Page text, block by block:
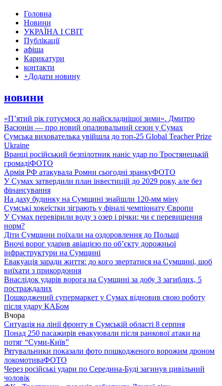
Головна
Новини
УКРАЇНА І СВІТ
Публікації
афіша
Карикатури
контакти
+Додати новину
новини
«П’ятий рік готуємося до найскладнішої зими». Дмитро
Васюнін — про новий опалювальний сезон у Сумах
Сумська вихователька увійшла до топ-25 Global Teacher Prize
Ukraine
Вранці російський безпілотник наніс удар по Тростянецькій
громадіФОТО
Армія РФ атакувала Ромни сьогодні зранкуФОТО
У Сумах затвердили план інвестицій до 2029 року, але без
фінансування
На даху будинку на Сумщині знайшли 120-мм міну
Сумські хокеїстки зіграють у фіналі чемпіонату Європи
У Сумах перевірили воду з озер і річки: чи є перевищення
норм?
Діти Сумщини поїхали на оздоровлення до Польщі
Вночі ворог ударив авіацією по обʼєкту дорожньої
інфраструктури на Сумщині
Евакуація заради життя: до кого звертатися на Сумщині, щоб
виїхати з прикордоння
Внаслідок ударів ворога на Сумщині за добу 3 загиблих, 5
постраждалих
Пошкоджений супермаркет у Сумах відновив свою роботу
після удару КАБом
Вчора
Ситуація на лінії фронту в Сумській області 8 серпня
Понад 250 пасажирів евакуювали після ранкової атаки на
потяг “Суми-Київ”
Рятувальники показали фото пошкодженого ворожим дроном
локомотиваФОТО
Через російські удари по Середина-Буді загинув цивільний
чоловік